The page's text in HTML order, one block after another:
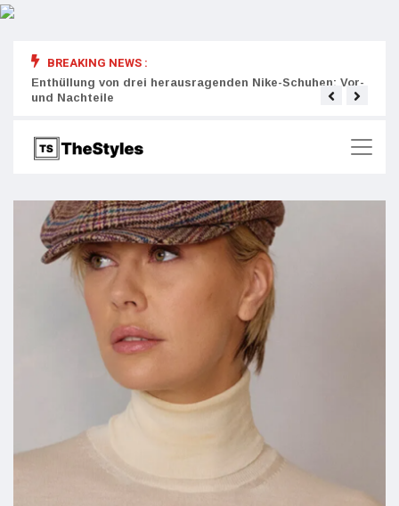
BREAKING NEWS :
Enthüllung von drei herausragenden Nike-Schuhen: Vor-
und Nachteile